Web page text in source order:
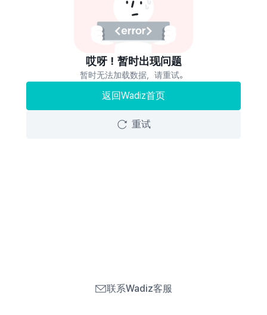
哎呀！暂时出现问题
暂时无法加载数据，请重试。
返回Wadiz首页
重试
联系Wadiz客服